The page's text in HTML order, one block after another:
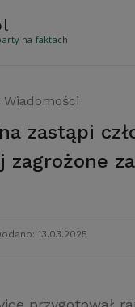
na faktach
Wiadomości
zagrożone
13.03.2025